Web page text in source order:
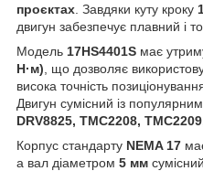
проєктах . Завдяки куту кроку
двигун забезпечує плавний і
Модель 17HS4401S має
Н·м) , що дозволяє
висока точність
Двигун сумісний із
DRV8825, TMC2208,
Корпус стандарту NEMA 17
а вал діаметром 5 мм